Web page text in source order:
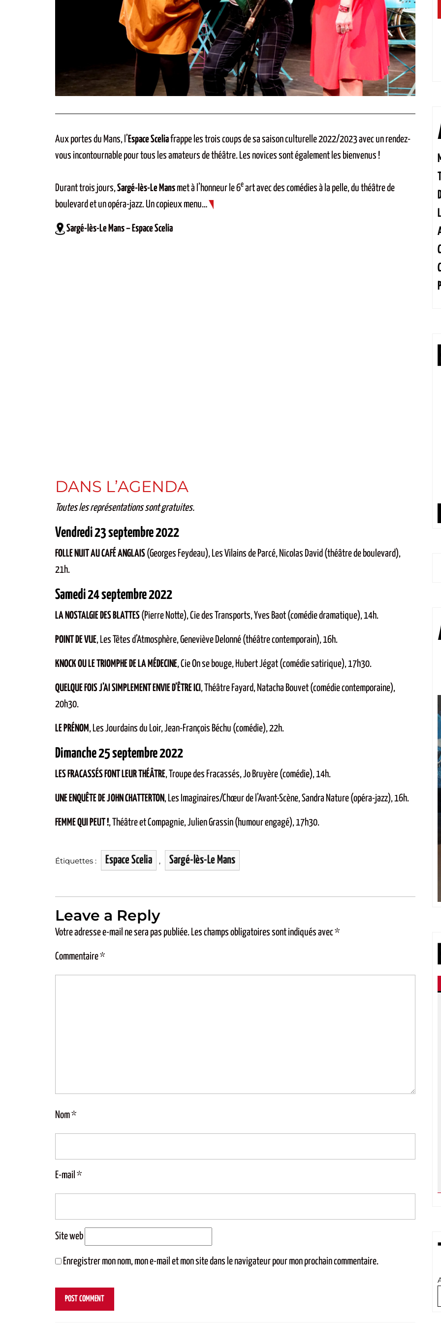
Aux portes du Mans, l’Espace Sceliafrappe les trois coups de sa saison culturelle 2022/2023 avec un rendez-
vous incontournable pour tous les amateurs de théâtre. Les novices sont également les bienvenus !
Durant trois jours,Sargé-lès-Le Mans met à l’honneur le 6e art avec des comédies à la pelle, du théâtre de
boulevard et un opéra-jazz. Un copieux menu…
Sargé-lès-Le Mans – Espace Scelia
DANS L’AGENDA
Toutes les représentations sont gratuites.
Vendredi 23 septembre 2022
FOLLE NUIT AU CAFÉ ANGLAIS (Georges Feydeau), Les Vilains de Parcé, Nicolas David (théâtre de boulevard),
21h.
Samedi 24 septembre 2022
LA NOSTALGIE DES BLATTES (Pierre Notte), Cie des Transports, Yves Baot (comédie dramatique), 14h.
POINT DE VUE, Les Têtes d’Atmosphère, Geneviève Delonné (théâtre contemporain), 16h.
KNOCK OU LE TRIOMPHE DE LA MÉDECINE, Cie On se bouge, Hubert Jégat (comédie satirique), 17h30.
QUELQUE FOIS J’AI SIMPLEMENT ENVIE D’ÊTRE ICI , Théâtre Fayard, Natacha Bouvet (comédie contemporaine),
20h30.
LE PRÉNOM , Les Jourdains du Loir, Jean-François Béchu (comédie), 22h.
Dimanche 25 septembre 2022
LES FRACASSÉS FONT LEUR THÉÂTRE, Troupe des Fracassés, Jo Bruyère (comédie), 14h.
UNE ENQUÊTE DE JOHN CHATTERTON, Les Imaginaires/Chœur de l’Avant-Scène, Sandra Nature (opéra-jazz), 16h.
FEMME QUI PEUT !, Théâtre et Compagnie, Julien Grassin (humour engagé), 17h30.
Étiquettes : Espace Scelia , Sargé-lès-Le Mans
Leave a Reply
Votre adresse e-mail ne sera pas publiée. Les champs obligatoires sont indiqués avec*
Commentaire*
Nom*
E-mail *
Site web
Enregistrer mon nom, mon e-mail et mon site dans le navigateur pour mon prochain commentaire.
MOULIN
est le directeur
Fièvres du
KAREL HENRY
« LE CHARISME
DE ROMY »
Co-fondatrice de Variant
Consultants, Karel Henry est la
LIRE LA STORY
SYNERGIES »
À la tête duPathé Le Mans
depuis avril 2024, ce